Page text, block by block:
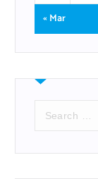
« Mar
r